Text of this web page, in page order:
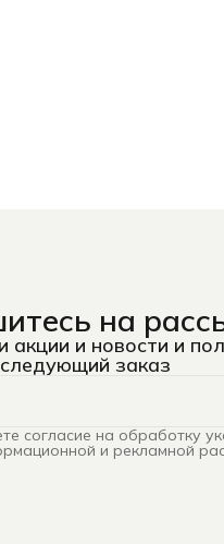
на
и новости и
следующий заказ
согласие на обработку
и рекламной